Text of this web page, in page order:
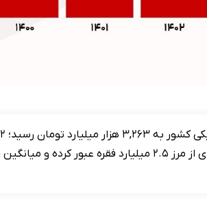
مشابه سال قبل. تعداد تراکنش‌ها نیز با رشد ۱۴ درصدی از مرز ۲.۵ میلیارد